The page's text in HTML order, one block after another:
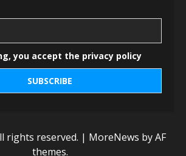
you accept the privacy policy
rights reserved. | MoreNews by AF
themes.